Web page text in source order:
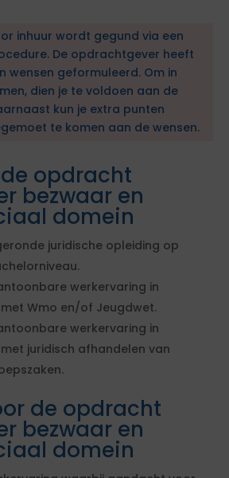
inhuur wordt gegund via een
De opdrachtgever heeft
wensen geformuleerd. Om in
dien je te voldoen aan de
kun je extra punten
te komen aan de wensen.
opdracht
bezwaar en
domein
juridische opleiding op
werkervaring in
Wmo en/of Jeugdwet.
werkervaring in
juridisch afhandelen van
de opdracht
bezwaar en
domein